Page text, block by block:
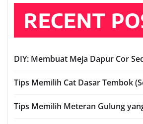
RECENT
DIY: Membuat Meja Dapur Cor
Tips Memilih Cat Dasar Tembok
Tips Memilih Meteran Gulung